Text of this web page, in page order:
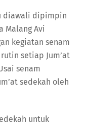
diawali dipimpin
Malang Avi
kegiatan senam
setiap Jum’at
senam
sedekah oleh
untuk